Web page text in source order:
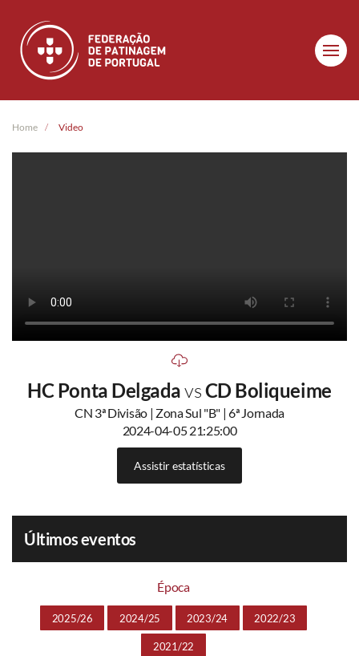
Skip to main content
Home Video
HC Ponta DelgadavsCD Boliqueime
CN 3ª Divisão | Zona Sul "B" | 6ª Jornada
2024-04-05 21:25:00
Assistir estatísticas
Últimos eventos
Época
2025/26 2024/25 2023/24 2022/23
2021/22